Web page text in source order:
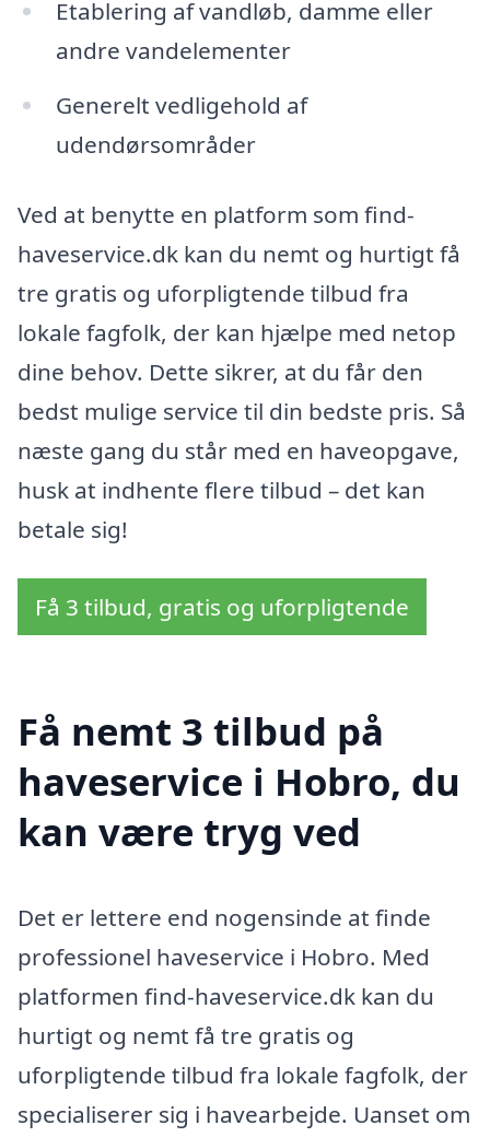
Etablering af vandløb, damme eller
andre vandelementer
Generelt vedligehold af
udendørsområder
Ved at benytte en platform som find-
haveservice.dk kan du nemt og hurtigt få
tre gratis og uforpligtende tilbud fra
lokale fagfolk, der kan hjælpe med netop
dine behov. Dette sikrer, at du får den
bedst mulige service til din bedste pris. Så
næste gang du står med en haveopgave,
husk at indhente flere tilbud – det kan
betale sig!
Få 3 tilbud, gratis og uforpligtende
Få nemt 3 tilbud på
haveservice i Hobro, du
kan være tryg ved
Det er lettere end nogensinde at finde
professionel haveservice i Hobro. Med
platformen find-haveservice.dk kan du
hurtigt og nemt få tre gratis og
uforpligtende tilbud fra lokale fagfolk, der
specialiserer sig i havearbejde. Uanset om